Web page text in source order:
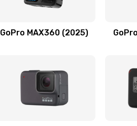
GoPro MAX360 (2025)